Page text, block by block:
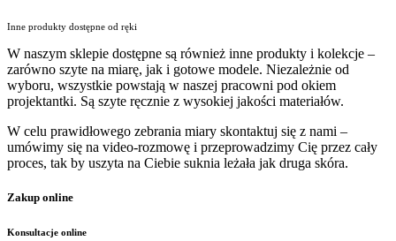
Inne produkty dostępne od ręki
W naszym sklepie dostępne są również inne produkty i kolekcje –
zarówno szyte na miarę, jak i gotowe modele. Niezależnie od
wyboru, wszystkie powstają w naszej pracowni pod okiem
projektantki. Są szyte ręcznie z wysokiej jakości materiałów.
W celu prawidłowego zebrania miary skontaktuj się z nami –
umówimy się na video-rozmowę i przeprowadzimy Cię przez cały
proces, tak by uszyta na Ciebie suknia leżała jak druga skóra.
Zakup online
Konsultacje online